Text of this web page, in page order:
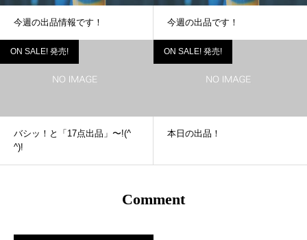
今週の出品情報です！ 今週の出品です！
ON SALE! 発売!
バシッ！と「17点出品」〜!(^
^)!
ON SALE! 発売!
本日の出品！
Comment